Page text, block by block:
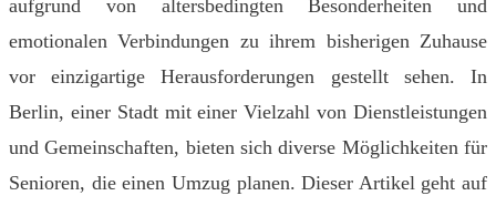
aufgrund von altersbedingten Besonderheiten und
emotionalen Verbindungen zu ihrem bisherigen Zuhause
vor einzigartige Herausforderungen gestellt sehen. In
Berlin, einer Stadt mit einer Vielzahl von Dienstleistungen
und Gemeinschaften, bieten sich diverse Möglichkeiten für
Senioren, die einen Umzug planen. Dieser Artikel geht auf